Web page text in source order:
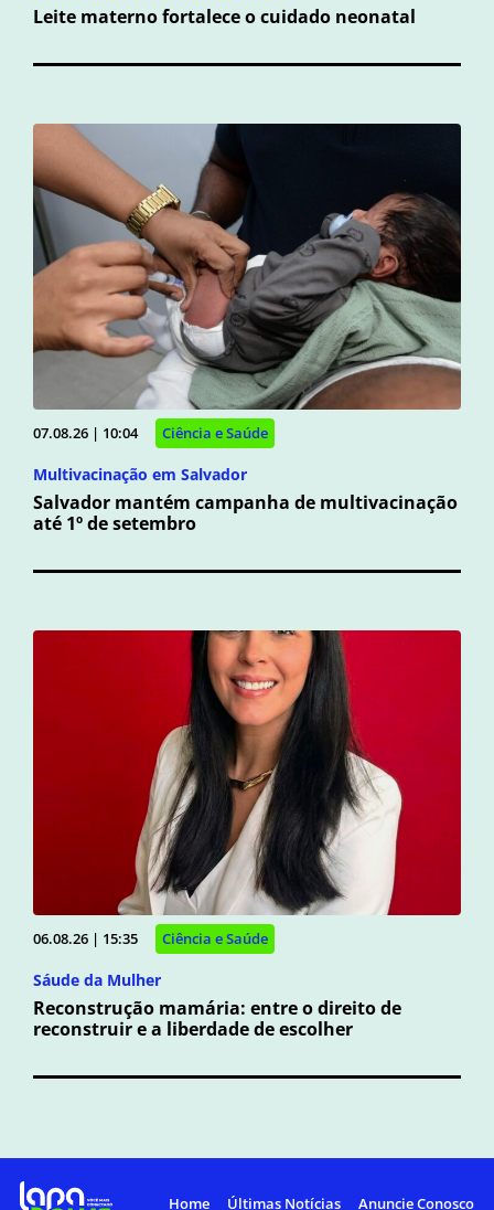
Leite materno fortalece o cuidado neonatal
07.08.26 | 10:04 Ciência e Saúde
Multivacinação em Salvador
Salvador mantém campanha de multivacinação
até 1º de setembro
06.08.26 | 15:35 Ciência e Saúde
Sáude da Mulher
Reconstrução mamária: entre o direito de
reconstruir e a liberdade de escolher
Home Últimas Notícias Anuncie Conosco